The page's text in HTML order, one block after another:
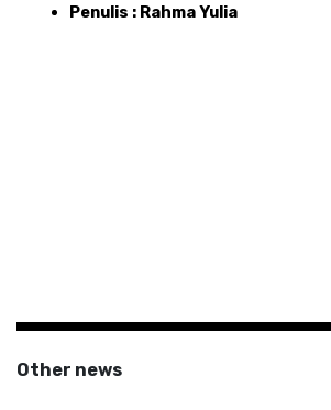
Penulis : Rahma Yulia
Other news